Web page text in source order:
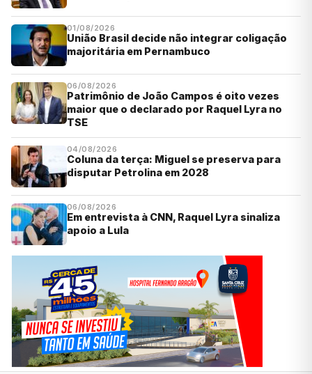
01/08/2026
União Brasil decide não integrar coligação
majoritária em Pernambuco
06/08/2026
Patrimônio de João Campos é oito vezes
maior que o declarado por Raquel Lyra no
TSE
04/08/2026
Coluna da terça: Miguel se preserva para
disputar Petrolina em 2028
06/08/2026
Em entrevista à CNN, Raquel Lyra sinaliza
apoio a Lula